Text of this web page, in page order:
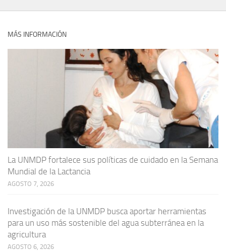
MÁS INFORMACIÓN
La UNMDP fortalece sus políticas de cuidado en la Semana
Mundial de la Lactancia
AGOSTO 7, 2026
Investigación de la UNMDP busca aportar herramientas
para un uso más sostenible del agua subterránea en la
agricultura
AGOSTO 6, 2026